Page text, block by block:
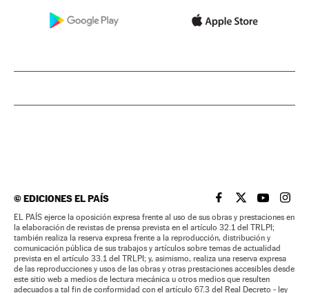
©EDICIONES EL PAÍS EL PAÍS BRASIL EN
EL PAÍSEL PAÍS
EL
EL PAÍS ejerce la oposición expresa frente al uso de sus obras y prestaciones en
la elaboración de revistas de prensa prevista en el artículo 32.1 del TRLPI;
también realiza la reserva expresa frente a la reproducción, distribución y
comunicación pública de sus trabajos y artículos sobre temas de actualidad
prevista en el artículo 33.1 del TRLPI; y, asimismo, realiza una reserva expresa
de las reproducciones y usos de las obras y otras prestaciones accesibles desde
este sitio web a medios de lectura mecánica u otros medios que resulten
adecuados a tal fin de conformidad con el artículo 67.3 del Real Decreto - ley